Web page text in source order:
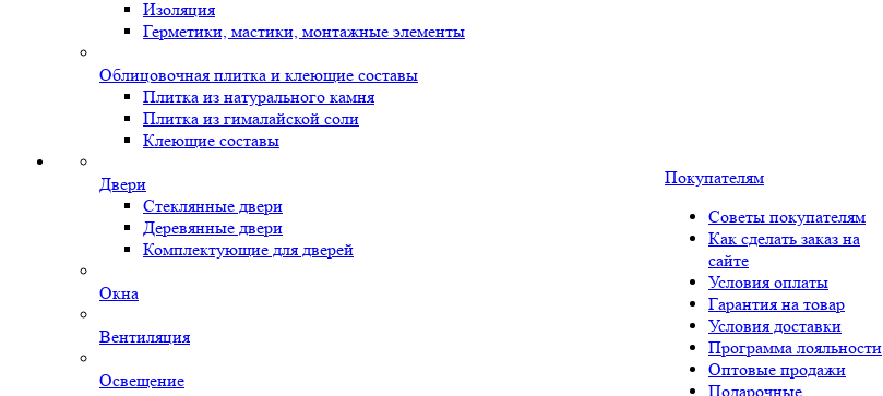
Изоляция
Герметики, мастики, монтажные элементы
Облицовочная плитка и клеющие составы
Плитка из натурального камня
Плитка из гималайской соли
Клеющие составы
Двери
Стеклянные двери
Деревянные двери
Комплектующие для дверей
Окна
Вентиляция
Освещение
Покупателям
Советы покупателям
Как сделать заказ на
сайте
Условия оплаты
Гарантия на товар
Условия доставки
Программа лояльности
Оптовые продажи
Подарочные